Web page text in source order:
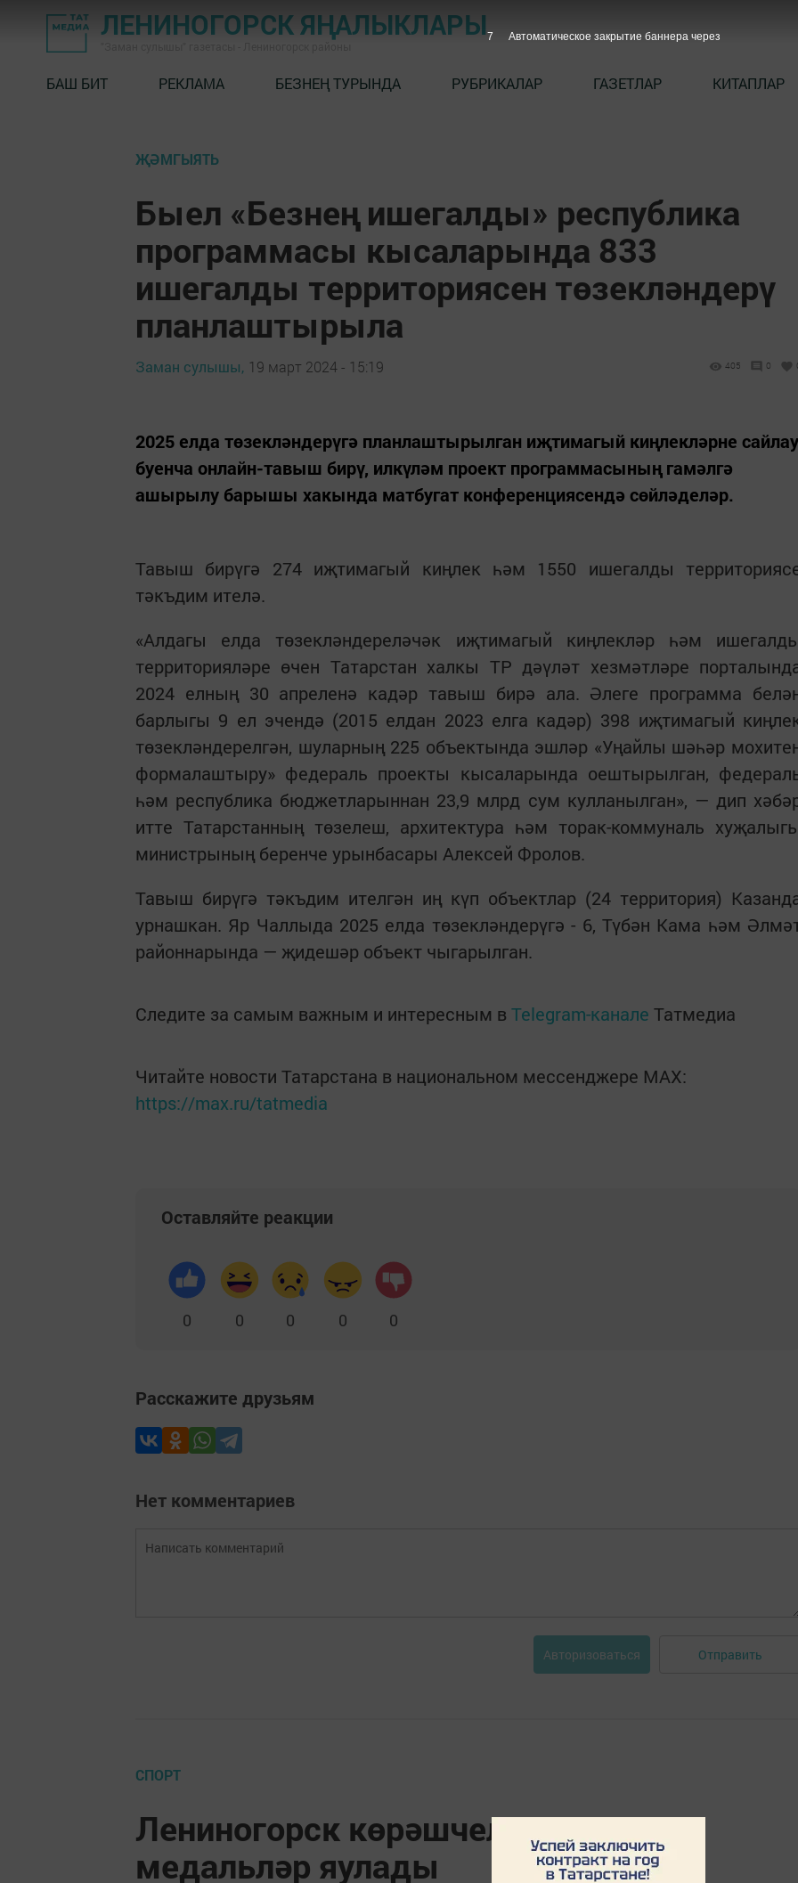
ЛЕНИНОГОРСК ЯҢАЛЫКЛАРЫ
БАШ БИТ РЕКЛАМА БЕЗНЕҢ ТУРЫНДА РУБРИКАЛАР ГАЗЕТЛАР КИТАПЛАР
ҖӘМГЫЯТЬ
Быел «Безнең ишегалды» республика
программасы кысаларында 833
ишегалды территориясен төзекләндерү
планлаштырыла
Заман сулышы, 19 март 2024 - 15:19 405 0
2025 елда төзекләндерүгә планлаштырылган иҗтимагый киңлекләрне сайлау
буенча онлайн-тавыш бирү, илкүләм проект программасының гамәлгә
ашырылу барышы хакында матбугат конференциясендә сөйләделәр.
Тавыш бирүгә 274 иҗтимагый киңлек һәм 1550 ишегалды
тәкъдим ителә.
«Алдагы елда төзекләндереләчәк иҗтимагый киңлекләр һәм
территорияләре өчен Татарстан халкы ТР дәүләт хезмәтләре
2024 елның 30 апреленә кадәр тавыш бирә ала. Әлеге программа
барлыгы 9 ел эчендә (2015 елдан 2023 елга кадәр) 398 иҗтимагый
төзекләндерелгән, шуларның 225 объектында эшләр «Уңайлы шәһәр
формалаштыру» федераль проекты кысаларында оештырылган,
һәм республика бюджетларыннан 23,9 млрд сум кулланылган», — дип
итте Татарстанның төзелеш, архитектура һәм торак-коммуналь
министрының беренче урынбасары Алексей Фролов.
Тавыш бирүгә тәкъдим ителгән иң күп объектлар (24 территория)
урнашкан. Яр Чаллыда 2025 елда төзекләндерүгә - 6, Түбән Кама һәм
районнарында — җидешәр объект чыгарылган.
Следите за самым важным и интересным в Telegram-канале Татмедиа
Читайте новости Татарстана в национальном мессенджере MАХ:
https://max.ru/tatmedia
Оставляйте реакции
0 0 0 0 0
Расскажите друзьям
Нет комментариев
Авторизоваться Отправить
СПОРТ
Лениногорск көрәшчеләре алтын
медальләр яулады
5 Автоматическое закрытие баннера через